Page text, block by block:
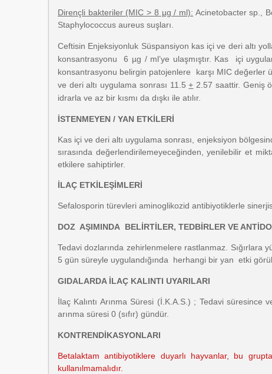
Dirençli bakteriler (MIC > 8 µg / ml): Acinetobacter sp.,
Staphylococcus aureus suşları.
Ceftisin Enjeksiyonluk Süspansiyon kas içi ve deri altı
konsantrasyonu 6 µg / ml’ye ulaşmıştır. Kas içi
konsantrasyonu belirgin patojenlere karşı MIC değerler
ve deri altı uygulama sonrası 11.5+ 2.57 saattir. Geniş
idrarla ve az bir kısmı da dışkı ile atılır.
İSTENMEYEN / YAN ETKİLERİ
Kas içi ve deri altı uygulama sonrası, enjeksiyon
sırasında değerlendirilemeyeceğinden, yenilebilir et
etkilere sahiptirler.
İLAÇ ETKİLEŞİMLERİ
Sefalosporin türevleri aminoglikozid antibiyotiklerle
DOZ AŞIMINDA BELİRTİLER, TEDBİRLER VE
Tedavi dozlarında zehirlenmelere rastlanmaz.
5 gün süreyle uygulandığında herhangi bir yan etki
GIDALARDA İLAÇ KALINTI UYARILARI
İlaç Kalıntı Arınma Süresi (İ.K.A.S.) ; Tedavi
arınma süresi 0 (sıfır) gündür.
KONTRENDİKASYONLARI
Betalaktam antibiyotiklere duyarlı hayvanlar, bu
kullanılmamalıdır.